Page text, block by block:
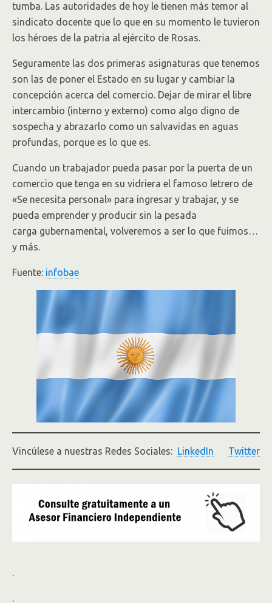
tumba. Las autoridades de hoy le tienen más temor al
sindicato docente que lo que en su momento le tuvieron
los héroes de la patria al ejército de Rosas.
Seguramente las dos primeras asignaturas que tenemos
son las de poner el Estado en su lugar y cambiar la
concepción acerca del comercio. Dejar de mirar el libre
intercambio (interno y externo) como algo digno de
sospecha y abrazarlo como un salvavidas en aguas
profundas, porque es lo que es.
Cuando un trabajador pueda pasar por la puerta de un
comercio que tenga en su vidriera el famoso letrero de
«Se necesita personal» para ingresar y trabajar, y se
pueda emprender y producir sin la pesada
carga gubernamental, volveremos a ser lo que fuimos…
y más.
Fuente: infobae
Vincúlese a nuestras Redes Sociales: LinkedIn Twitter
.
.